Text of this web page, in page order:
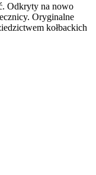
Odkryty na nowo
Oryginalne
kołbackich